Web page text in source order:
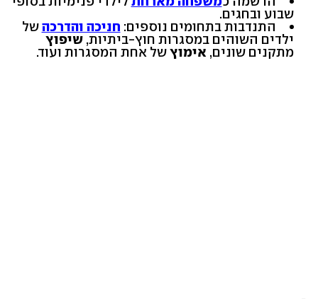
שבוע ובחגים.
התנדבות בתחומים נוספים: חניכה והדרכהשל
ילדים השוהים במסגרות חוץ-ביתיות,שיפוץ
מתקנים שונים, אימוץשל אחת המסגרות ועוד.